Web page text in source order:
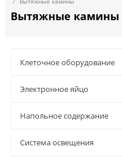
Вытяжные камины
Клеточное оборудование
Электронное яйцо
Напольное содержание
Система освещения